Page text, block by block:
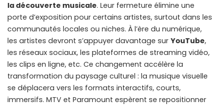
la découverte musicale. Leur fermeture élimine une
porte d’exposition pour certains artistes, surtout dans les
communautés locales ou niches. À l’ère du numérique,
les artistes devront s’appuyer davantage sur YouTube,
les réseaux sociaux, les plateformes de streaming vidéo,
les clips en ligne, etc. Ce changement accélère la
transformation du paysage culturel : la musique visuelle
se déplacera vers les formats interactifs, courts,
immersifs. MTV et Paramount espèrent se repositionner